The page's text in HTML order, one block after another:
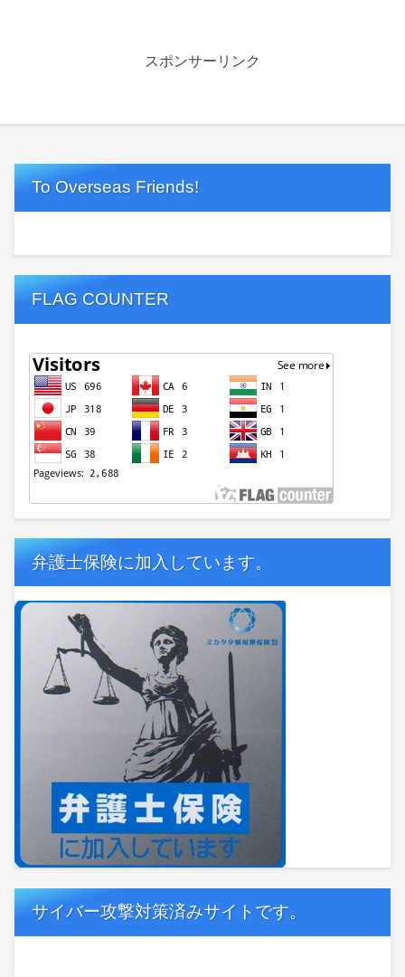
スポンサーリンク
To Overseas Friends!
FLAG COUNTER
弁護士保険に加入しています。
サイバー攻撃対策済みサイトです。